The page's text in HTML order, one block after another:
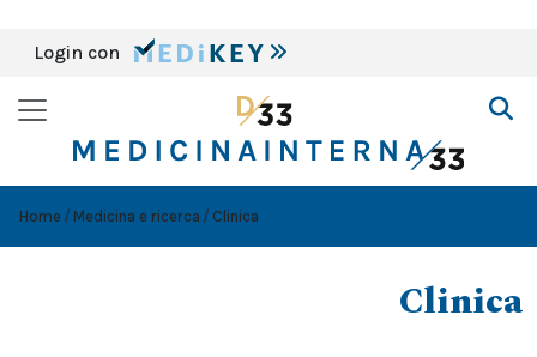
Login con
Home Medicina e ricerca Clinica
Clinica